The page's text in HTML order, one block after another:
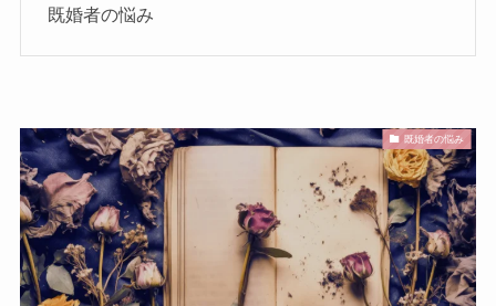
既婚者の悩み
既婚者の悩み